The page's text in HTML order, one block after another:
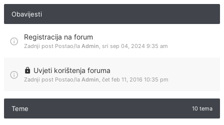
Obavijesti
Registracija na forum
Zadnji post Postao/la Admin, sri sep 04, 2024 9:35 am
Uvjeti korištenja foruma
Zadnji post Postao/la Admin, čet feb 11, 2016 10:35 pm
Teme 10 tema